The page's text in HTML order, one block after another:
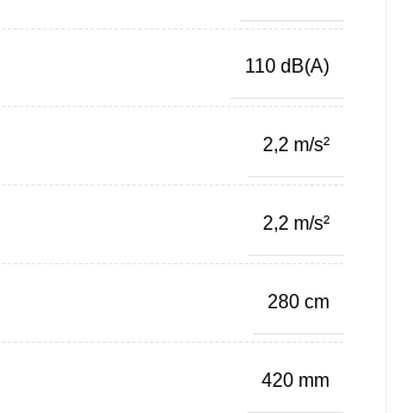
110 dB(A)
2,2 m/s²
2,2 m/s²
280 cm
420 mm